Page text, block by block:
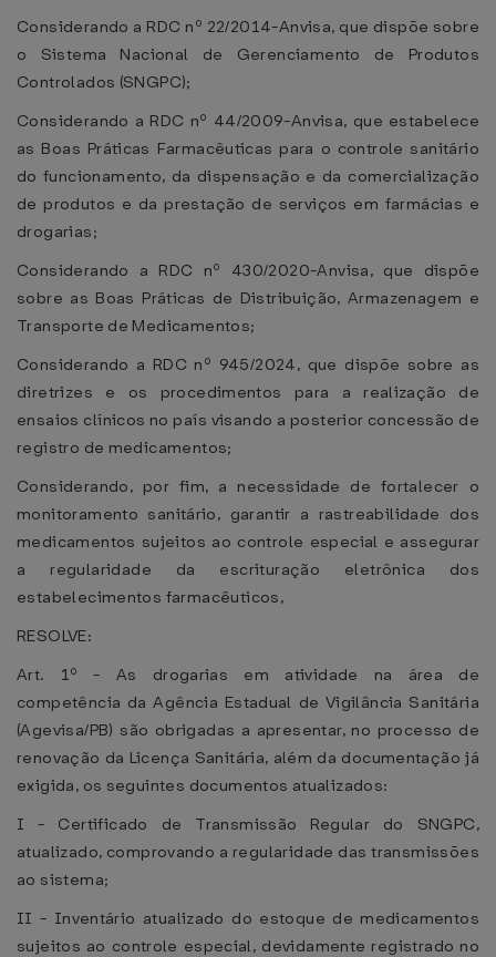
Considerando a RDC nº 22/2014-Anvisa, que dispõe sobre
o Sistema Nacional de Gerenciamento de Produtos
Controlados (SNGPC);
Considerando a RDC nº 44/2009-Anvisa, que estabelece
as Boas Práticas Farmacêuticas para o controle sanitário
do funcionamento, da dispensação e da comercialização
de produtos e da prestação de serviços em farmácias e
drogarias;
Considerando a RDC nº 430/2020-Anvisa, que dispõe
sobre as Boas Práticas de Distribuição, Armazenagem e
Transporte de Medicamentos;
Considerando a RDC nº 945/2024, que dispõe sobre as
diretrizes e os procedimentos para a realização de
ensaios clínicos no país visando a posterior concessão de
registro de medicamentos;
Considerando, por fim, a necessidade de fortalecer o
monitoramento sanitário, garantir a rastreabilidade dos
medicamentos sujeitos ao controle especial e assegurar
a regularidade da escrituração eletrônica dos
estabelecimentos farmacêuticos,
RESOLVE:
Art. 1º - As drogarias em atividade na área de
competência da Agência Estadual de Vigilância Sanitária
(Agevisa/PB) são obrigadas a apresentar, no processo de
renovação da Licença Sanitária, além da documentação já
exigida, os seguintes documentos atualizados:
I - Certificado de Transmissão Regular do SNGPC,
atualizado, comprovando a regularidade das transmissões
ao sistema;
II - Inventário atualizado do estoque de medicamentos
sujeitos ao controle especial, devidamente registrado no